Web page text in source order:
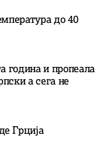
до 40
година и пропеала
а сега не
Грција